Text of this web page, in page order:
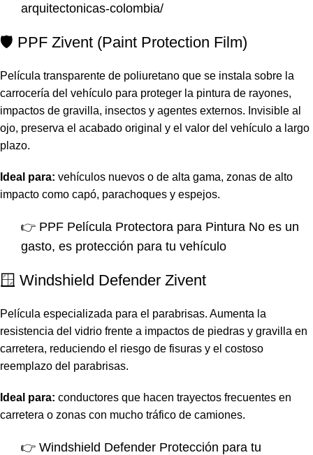
arquitectonicas-colombia/
🛡️ PPF Zivent (Paint Protection Film)
Película transparente de poliuretano que se instala sobre la
carrocería del vehículo para proteger la pintura de rayones,
impactos de gravilla, insectos y agentes externos. Invisible al
ojo, preserva el acabado original y el valor del vehículo a largo
plazo.
Ideal para: vehículos nuevos o de alta gama, zonas de alto
impacto como capó, parachoques y espejos.
👉 PPF Película Protectora para Pintura No es un
gasto, es protección para tu vehículo
🪟 Windshield Defender Zivent
Película especializada para el parabrisas. Aumenta la
resistencia del vidrio frente a impactos de piedras y gravilla en
carretera, reduciendo el riesgo de fisuras y el costoso
reemplazo del parabrisas.
Ideal para: conductores que hacen trayectos frecuentes en
carretera o zonas con mucho tráfico de camiones.
👉 Windshield Defender Protección para tu